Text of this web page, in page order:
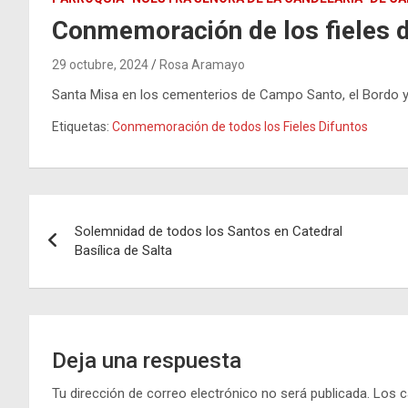
Conmemoración de los fieles
29 octubre, 2024 Rosa Aramayo
Santa Misa en los cementerios de Campo Santo, el Bordo
Etiquetas: Conmemoración de todos los Fieles Difuntos
de
entradas
Solemnidad de todos los Santos en Catedral
Basílica de Salta
Deja una respuesta
Tu dirección de correo electrónico no será publicada. Los